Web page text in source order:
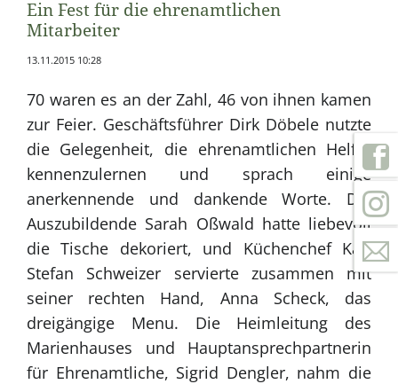
Ein Fest für die ehrenamtlichen
Mitarbeiter
13.11.2015 10:28
70 waren es an der Zahl, 46 von ihnen kamen
zur Feier. Geschäftsführer Dirk Döbele nutzte
die Gelegenheit, die ehrenamtlichen Helfer
kennenzulernen und sprach einige
anerkennende und dankende Worte. Die
Auszubildende Sarah Oßwald hatte liebevoll
die Tische dekoriert, und Küchenchef Karl
Stefan Schweizer servierte zusammen mit
seiner rechten Hand, Anna Scheck, das
dreigängige Menu. Die Heimleitung des
Marienhauses und Hauptansprechpartnerin
für Ehrenamtliche, Sigrid Dengler, nahm die